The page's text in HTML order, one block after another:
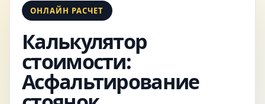
ОНЛАЙН РАСЧЕТ
Калькулятор
стоимости:
Асфальтирование